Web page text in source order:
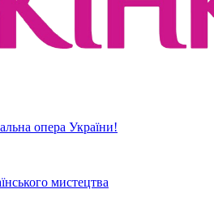
опера України!
мистецтва